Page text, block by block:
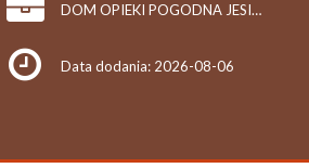
DOM OPIEKI POGODNA JESIEŃ EWELINA LIPIEC
Data dodania: 2026-08-06